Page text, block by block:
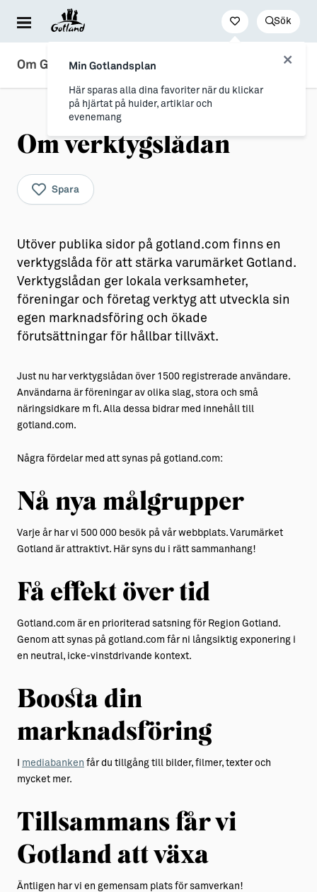
Sök
Evenemang
Resa hit & runt
Kultur & nöje
Mat & dryck
Konst & form
Guider (Gotland på egen hand)
Guidade turer
Aktiviteter
Sustainable Plejs
Möten & kongresser
Hansestaden världsarv
Gotlands kulturarv
Medeltidsveckan
Visby Centrum
För dig som drömmer
→ Nyfiken på Gotland
→ Vi som valt livet på Gotland
→ Flytta hit
Allt om Gotland
→ Våra gotländska socknar
→ Myter om att bo på Gotland
→ Gutamål och gotländska
Allt om bostad
→ Hyra bostad
→ Köpa bostad
→ Bygga hus
→ Fritidsliv
→ Föreningsliv
→ Tonårsliv
Barn & Familj
Jobb
Distansarbete från Gotland
Stöd till företag
Studera på Gotland
Om Gotland.com
Om verktygslådan
Spara
Utöver publika sidor på gotland.com finns en
verktygslåda för att stärka varumärket Gotland.
Verktygslådan ger lokala verksamheter,
föreningar och företag verktyg att utveckla sin
egen marknadsföring och ökade
förutsättningar för hållbar tillväxt.
Just nu har verktygslådan över 1500 registrerade användare.
Användarna är föreningar av olika slag, stora och små
näringsidkare m fl. Alla dessa bidrar med innehåll till
gotland.com.
Några fördelar med att synas på gotland.com:
Nå nya målgrupper
Varje år har vi 500 000 besök på vår webbplats. Varumärket
Gotland är attraktivt. Här syns du i rätt sammanhang!
Få effekt över tid
Gotland.com är en prioriterad satsning för Region Gotland.
Genom att synas på gotland.com får ni långsiktig exponering i
en neutral, icke-vinstdrivande kontext.
Boosta din
marknadsföring
mediabanken får du tillgång till bilder, filmer, texter och
mycket mer.
Tillsammans får vi
Gotland att växa
Äntligen har vi en gemensam plats för samverkan!
Min Gotlandsplan
Här sparas alla dina favoriter när du klickar
på hjärtat på huider, artiklar och
evenemang